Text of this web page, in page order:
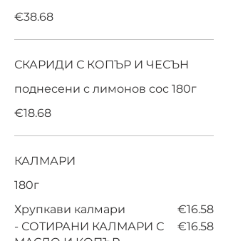
€38.68
СКАРИДИ С КОПЪР И ЧЕСЪН
поднесени с лимонов сос 180г
€18.68
КАЛМАРИ
180г
Хрупкави калмари
€16.58
- СОТИРАНИ КАЛМАРИ С
€16.58